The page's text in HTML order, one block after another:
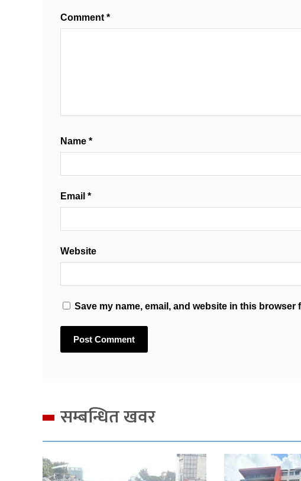
Comment *
Name *
Email *
Website
Save my name, email, and website in this browser
सम्बन्धित खवर